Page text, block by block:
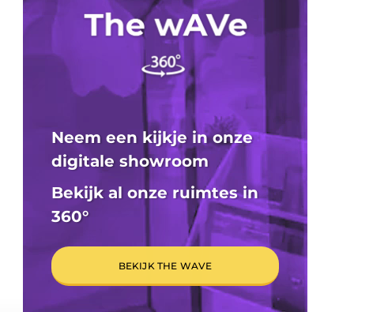
Neem een kijkje in onze
digitale showroom
Bekijk al onze ruimtes in
360°
BEKIJK THE WAVE